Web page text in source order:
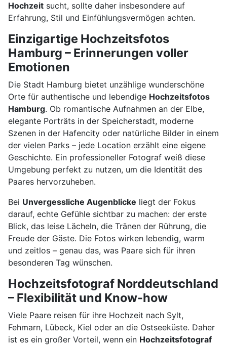
Hochzeit sucht, sollte daher insbesondere auf
Erfahrung, Stil und Einfühlungsvermögen achten.
Einzigartige Hochzeitsfotos
Hamburg – Erinnerungen voller
Emotionen
Die Stadt Hamburg bietet unzählige wunderschöne
Orte für authentische und lebendige Hochzeitsfotos
Hamburg. Ob romantische Aufnahmen an der Elbe,
elegante Porträts in der Speicherstadt, moderne
Szenen in der Hafencity oder natürliche Bilder in einem
der vielen Parks – jede Location erzählt eine eigene
Geschichte. Ein professioneller Fotograf weiß diese
Umgebung perfekt zu nutzen, um die Identität des
Paares hervorzuheben.
Bei Unvergessliche Augenblicke liegt der Fokus
darauf, echte Gefühle sichtbar zu machen: der erste
Blick, das leise Lächeln, die Tränen der Rührung, die
Freude der Gäste. Die Fotos wirken lebendig, warm
und zeitlos – genau das, was Paare sich für ihren
besonderen Tag wünschen.
Hochzeitsfotograf Norddeutschland
– Flexibilität und Know-how
Viele Paare reisen für ihre Hochzeit nach Sylt,
Fehmarn, Lübeck, Kiel oder an die Ostseeküste. Daher
ist es ein großer Vorteil, wenn ein Hochzeitsfotograf